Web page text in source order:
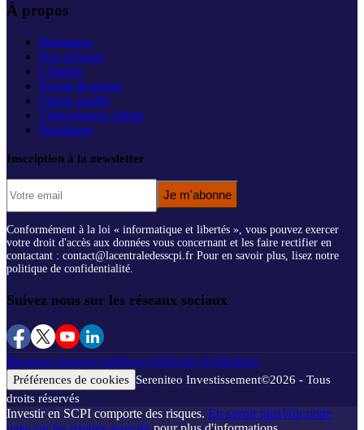
À propos
Historique
Nos services
L'équipe
Revue de presse
Charte qualité
Témoignages clients
Parrainage
Inscription à la newsletter
Je m'abonne
Conformément à la loi « informatique et libertés », vous pouvez exercer
votre droit d'accès aux données vous concernant et les faire rectifier en
contactant : contact@lacentraledesscpi.fr Pour en savoir plus, lisez notre
politique de confidentialité.
Suivez nous sur les réseaux sociaux
Mentions légalesConditions générales d'utilisation
Préférences de cookies Sereniteo Investissement©2026 - Tous
droits réservés
Investir en SCPI comporte des risques. En savoir plusVoir notre